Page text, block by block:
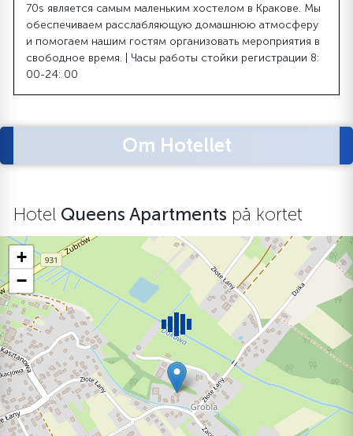
70s является самым маленьким хостелом в Кракове. Мы
обеспечиваем расслабляющую домашнюю атмосферу
и помогаем нашим гостям организовать мероприятия в
свободное время. | Часы работы стойки регистрации 8:
00-24: 00
Om Hotellet
Hotel Queens Apartments på kortet
+
−